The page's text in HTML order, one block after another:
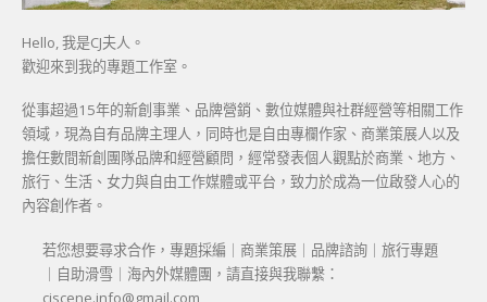
Hello, 我是CJ夫人。
歡迎來到我的專題工作室。
從事超過15年的新創事業、品牌營銷、數位媒體與社群經營等相關工作
領域，現為自有品牌主理人，同時也是自由專欄作家、商業策展人以及
擔任數間新創團隊品牌和經營顧問，經常發表個人觀點於商業、地方、
旅行、生活、女力與自由工作媒體或平台，致力於成為一位啟發人心的
內容創作者。
若您想要尋求合作，專題採編｜商業策展｜品牌諮詢｜旅行專題
｜自助滑雪｜海內外媒體團，請直接與我聯繫：
cjscene.info@gmail.com